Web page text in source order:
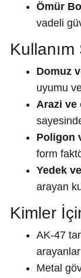
Ömür
vadeli
Kullanım
Domuz
uyumu
Arazi ve
Poligon
form
Yedek
arayan
Kimler
AK-47
arayanlar
Metal